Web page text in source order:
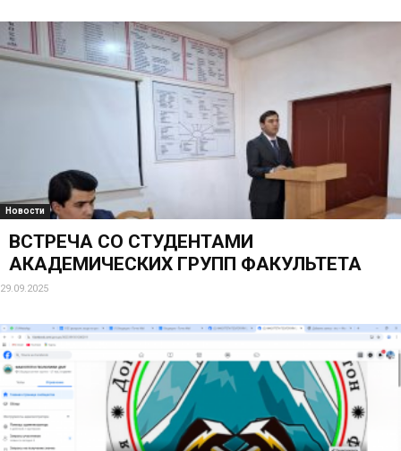
Новости
ВСТРЕЧА СО СТУДЕНТАМИ
АКАДЕМИЧЕСКИХ ГРУПП ФАКУЛЬТЕТА
29.09.2025